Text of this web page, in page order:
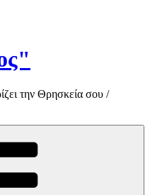
την Θρησκεία σου /